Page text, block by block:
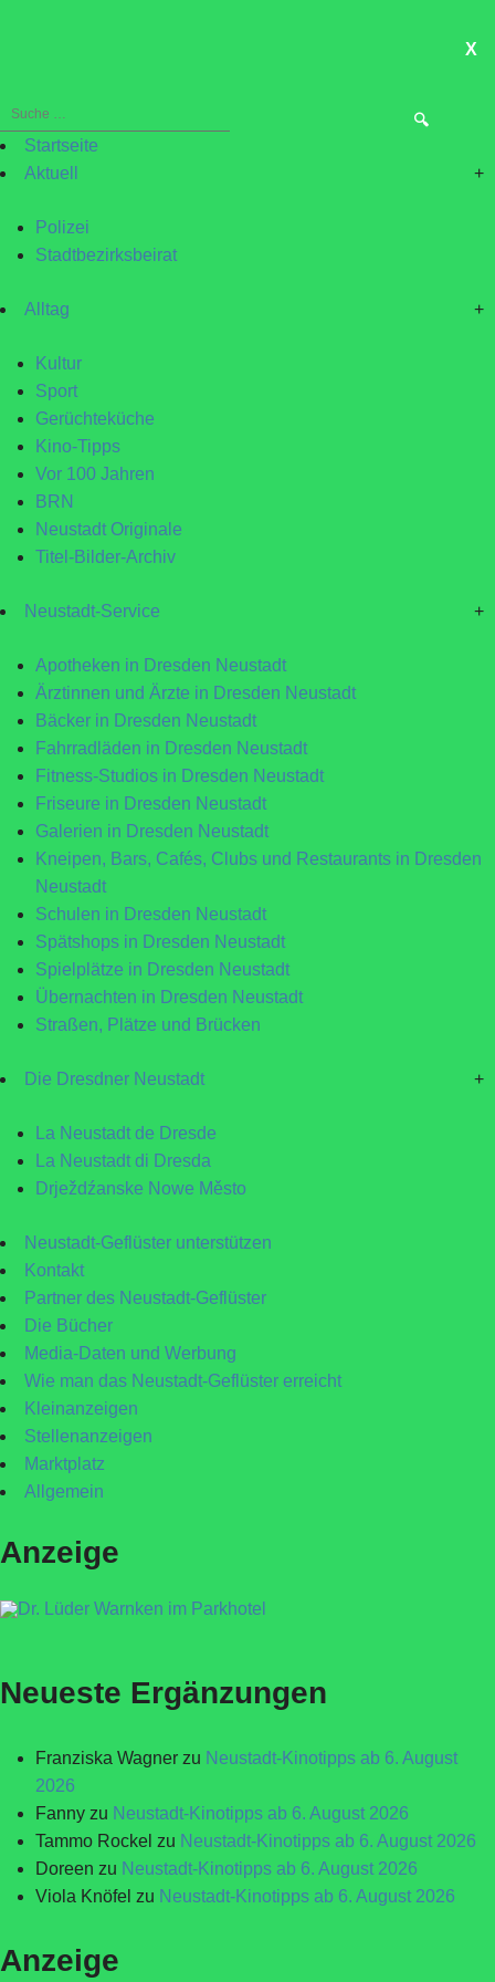
X
Suche
nach:Startseite
Aktuell
+
Polizei
Stadtbezirksbeirat
Alltag +
Kultur
Sport
Gerüchteküche
Kino-Tipps
Vor 100 Jahren
BRN
Neustadt Originale
Titel-Bilder-Archiv
Neustadt-Service +
Apotheken in Dresden Neustadt
Ärztinnen und Ärzte in Dresden Neustadt
Bäcker in Dresden Neustadt
Fahrradläden in Dresden Neustadt
Fitness-Studios in Dresden Neustadt
Friseure in Dresden Neustadt
Galerien in Dresden Neustadt
Kneipen, Bars, Cafés, Clubs und Restaurants in Dresden
Neustadt
Schulen in Dresden Neustadt
Spätshops in Dresden Neustadt
Spielplätze in Dresden Neustadt
Übernachten in Dresden Neustadt
Straßen, Plätze und Brücken
Die Dresdner Neustadt +
La Neustadt de Dresde
La Neustadt di Dresda
Drježdźanske Nowe Město
Neustadt-Geflüster unterstützen
Kontakt
Partner des Neustadt-Geflüster
Die Bücher
Media-Daten und Werbung
Wie man das Neustadt-Geflüster erreicht
Kleinanzeigen
Stellenanzeigen
Marktplatz
Allgemein
Anzeige
Neueste Ergänzungen
Franziska Wagner zu Neustadt-Kinotipps ab 6. August
2026
Fanny zu Neustadt-Kinotipps ab 6. August 2026
Tammo Rockel zu Neustadt-Kinotipps ab 6. August 2026
Doreen zu Neustadt-Kinotipps ab 6. August 2026
Viola Knöfel zu Neustadt-Kinotipps ab 6. August 2026
Anzeige